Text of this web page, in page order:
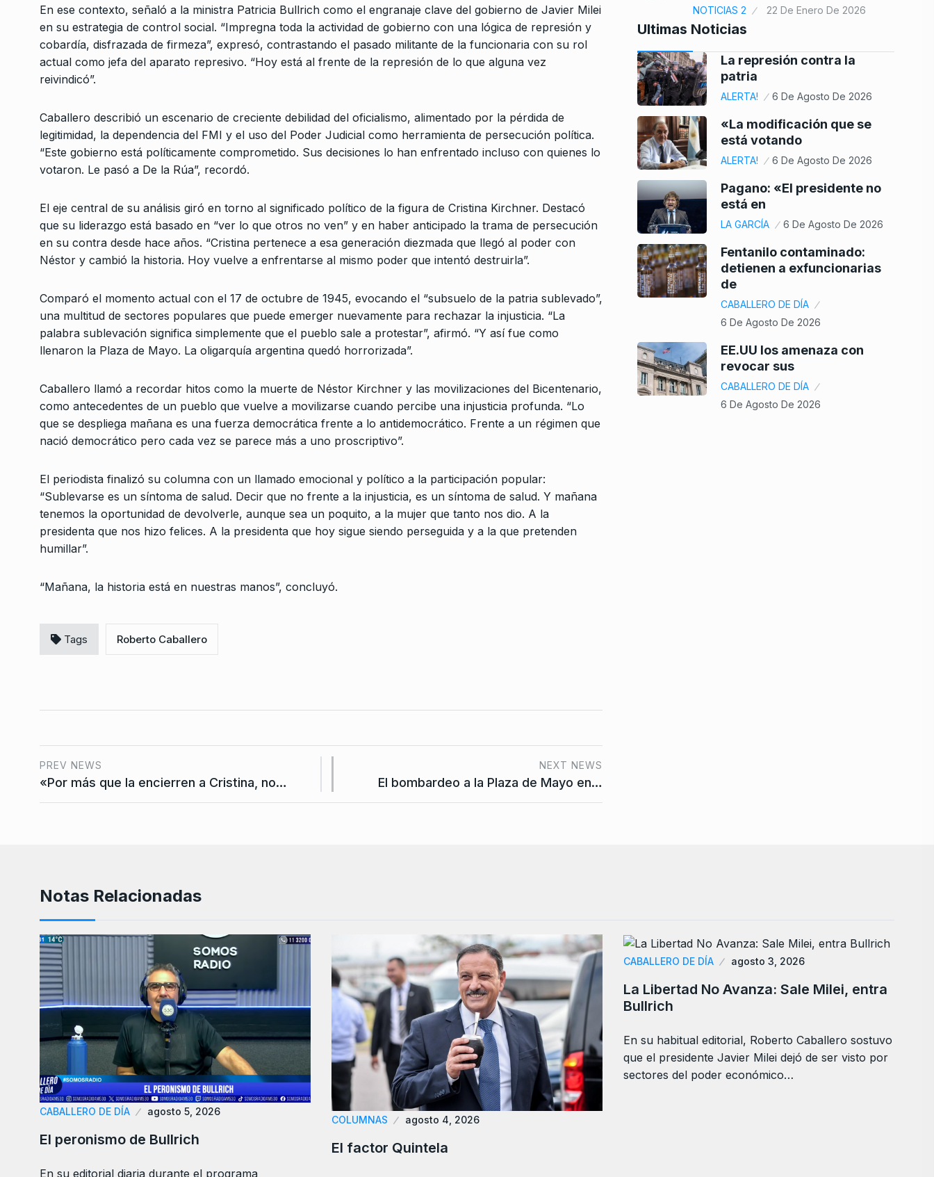
En ese contexto, señaló a la ministra Patricia Bullrich como el engranaje clave del gobierno de Javier Milei
en su estrategia de control social. “Impregna toda la actividad de gobierno con una lógica de represión y
cobardía, disfrazada de firmeza”, expresó, contrastando el pasado militante de la funcionaria con su rol
actual como jefa del aparato represivo. “Hoy está al frente de la represión de lo que alguna vez
reivindicó”.
Caballero describió un escenario de creciente debilidad del oficialismo, alimentado por la pérdida de
legitimidad, la dependencia del FMI y el uso del Poder Judicial como herramienta de persecución política.
“Este gobierno está políticamente comprometido. Sus decisiones lo han enfrentado incluso con quienes lo
votaron. Le pasó a De la Rúa”, recordó.
El eje central de su análisis giró en torno al significado político de la figura de Cristina Kirchner. Destacó
que su liderazgo está basado en “ver lo que otros no ven” y en haber anticipado la trama de persecución
en su contra desde hace años. “Cristina pertenece a esa generación diezmada que llegó al poder con
Néstor y cambió la historia. Hoy vuelve a enfrentarse al mismo poder que intentó destruirla”.
Comparó el momento actual con el 17 de octubre de 1945, evocando el “subsuelo de la patria sublevado”,
una multitud de sectores populares que puede emerger nuevamente para rechazar la injusticia. “La
palabra sublevación significa simplemente que el pueblo sale a protestar”, afirmó. “Y así fue como
llenaron la Plaza de Mayo. La oligarquía argentina quedó horrorizada”.
Caballero llamó a recordar hitos como la muerte de Néstor Kirchner y las movilizaciones del Bicentenario,
como antecedentes de un pueblo que vuelve a movilizarse cuando percibe una injusticia profunda. “Lo
que se despliega mañana es una fuerza democrática frente a lo antidemocrático. Frente a un régimen que
nació democrático pero cada vez se parece más a uno proscriptivo”.
El periodista finalizó su columna con un llamado emocional y político a la participación popular:
“Sublevarse es un síntoma de salud. Decir que no frente a la injusticia, es un síntoma de salud. Y mañana
tenemos la oportunidad de devolverle, aunque sea un poquito, a la mujer que tanto nos dio. A la
presidenta que nos hizo felices. A la presidenta que hoy sigue siendo perseguida y a la que pretenden
humillar”.
“Mañana, la historia está en nuestras manos”, concluyó.
Tags Roberto Caballero
PREV NEWS
«Por más que la encierren a Cristina, no…
NEXT NEWS
El bombardeo a la Plaza de Mayo en…
NOTICIAS 2 22 De Enero De 2026 NOTICIAS 2 22 De Enero De 2026
Ultimas Noticias
La represión contra la
patria
ALERTA! 6 De Agosto De 2026
«La modificación que se
está votando
ALERTA! 6 De Agosto De 2026
Pagano: «El presidente no
está en
LA GARCÍA 6 De Agosto De 2026
Fentanilo contaminado:
detienen a exfuncionarias
de
CABALLERO DE DÍA
6 De Agosto De 2026
EE.UU los amenaza con
revocar sus
CABALLERO DE DÍA
6 De Agosto De 2026
Notas Relacionadas
CABALLERO DE DÍA agosto 5, 2026
El peronismo de Bullrich
En su editorial diaria durante el programa
COLUMNAS agosto 4, 2026
El factor Quintela
CABALLERO DE DÍA agosto 3, 2026
La Libertad No Avanza: Sale Milei, entra
Bullrich
En su habitual editorial, Roberto Caballero sostuvo
que el presidente Javier Milei dejó de ser visto por
sectores del poder económico…